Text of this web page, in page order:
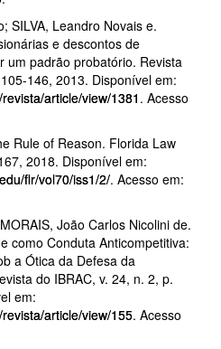
SILVA, Leandro Novais e.
e descontos de
um padrão probatório. Revista
146, 2013. Disponível em:
article/view/1381 . Acesso
Rule of Reason. Florida Law
2018. Disponível em:
flr/vol70/iss1/2/. Acesso em:
João Carlos Nicolini de.
como Conduta Anticompetitiva:
a Ótica da Defesa da
do IBRAC, v. 24, n. 2, p.
em:
article/view/155. Acesso